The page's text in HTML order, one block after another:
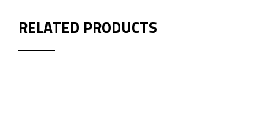
RELATED PRODUCTS